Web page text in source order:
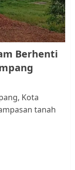
0
Penghubung
Masyarakat di
Berhenti
Kota
tanah